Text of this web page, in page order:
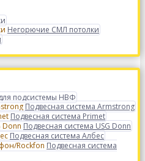
Негорючие СМЛ потолки
подсистемы НВФ
Подвесная система Armstrong
Подвесная система Primet
Подвесная система USG Donn
Подвесная система Албес
Подвесная система